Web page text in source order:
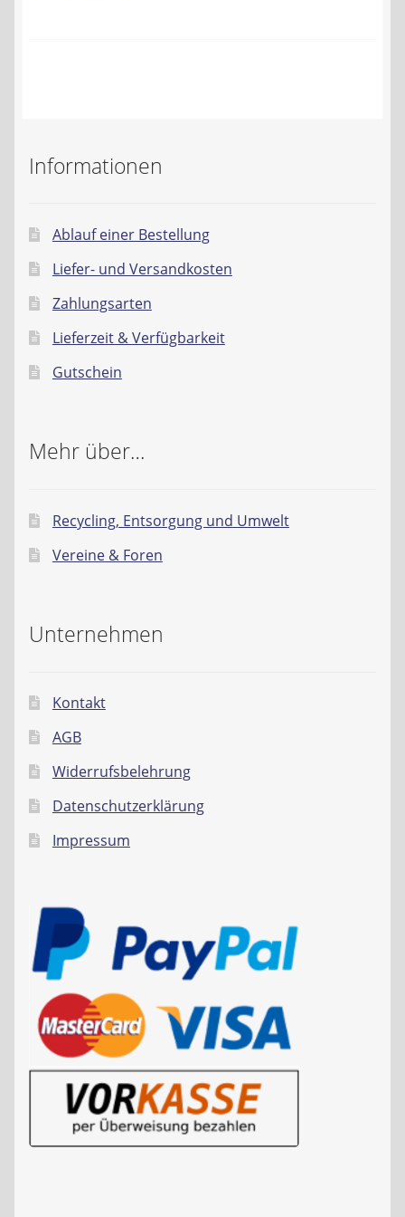
Datenschutzerklärung
Informationen
Ablauf einer Bestellung
Liefer- und Versandkosten
Zahlungsarten
Lieferzeit & Verfügbarkeit
Gutschein
Mehr über…
Recycling, Entsorgung und Umwelt
Vereine & Foren
Unternehmen
Kontakt
AGB
Widerrufsbelehrung
Datenschutzerklärung
Impressum